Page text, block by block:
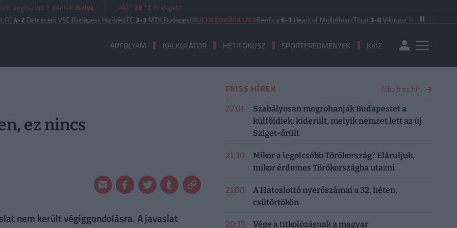
augusztus 7. péntek Ibolya 28 °C Budapest
VSC|Budapest Honvéd FC3-3MTK Budapest UEFA EURÓPA LIGABenfica6-1Heart of Midlothian|Thun3-0 Vikingur Reykjavik PAOK Saloniki
ÁRFOLYAM KALKULÁTOR HETIFÓKUSZ SPORTEREDMÉNYEK KVÍZ
ez nincs
nem került végiggondolásra. A javaslat
FRISS HÍREK Több friss hír
22:01
Szabályosan megrohanják Budapestet a
külföldiek: kiderült, melyik nemzet lett az új
Sziget-őrült
21:30
Mikor a legolcsóbb Törökország? Eláruljuk,
mikor érdemes Törökországba utazni
21:00
A Hatoslottó nyerőszámai a 32. héten,
csütörtökön
20:33 Vége a titkolózásnak a magyar